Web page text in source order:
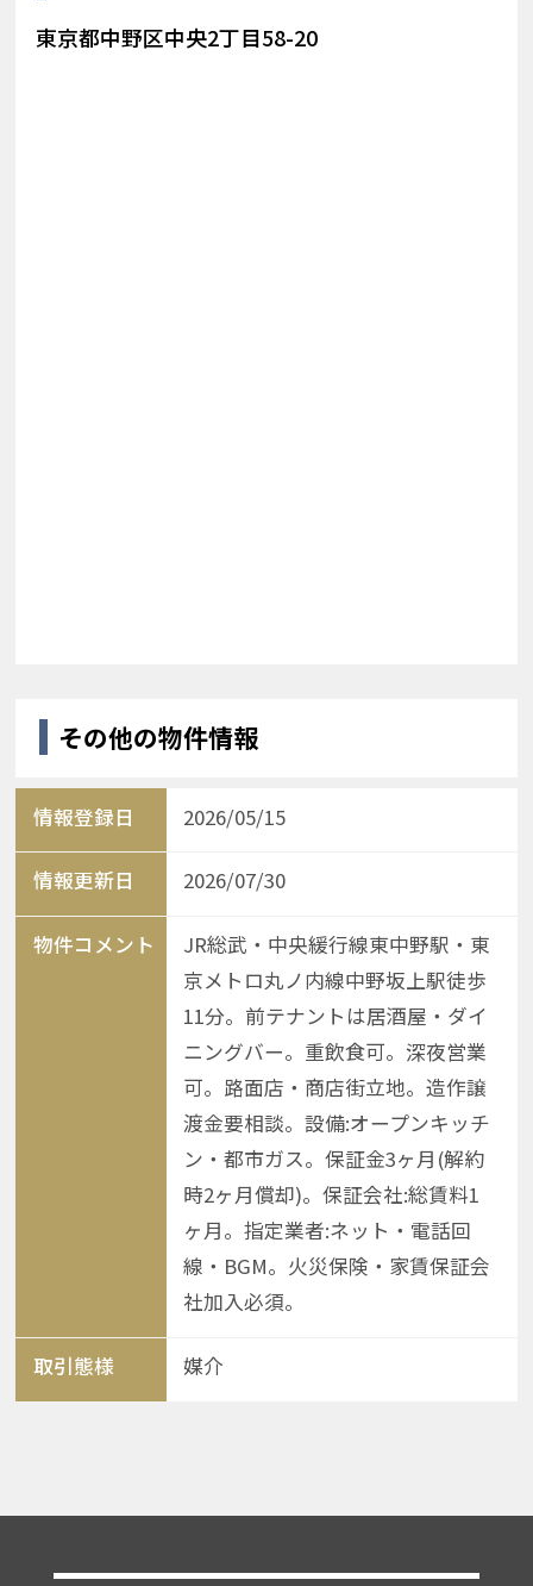
東京都中野区中央2丁目58-20
その他の物件情報
情報登録日 2026/05/15
情報更新日 2026/07/30
物件コメント
JR総武・中央緩行線東中野駅・東
京メトロ丸ノ内線中野坂上駅徒歩
11分。前テナントは居酒屋・ダイ
ニングバー。重飲食可。深夜営業
可。路面店・商店街立地。造作譲
渡金要相談。設備:オープンキッチ
ン・都市ガス。保証金3ヶ月(解約
時2ヶ月償却)。保証会社:総賃料1
ヶ月。指定業者:ネット・電話回
線・BGM。火災保険・家賃保証会
社加入必須。
取引態様 媒介